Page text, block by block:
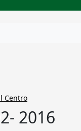
Centro
2016